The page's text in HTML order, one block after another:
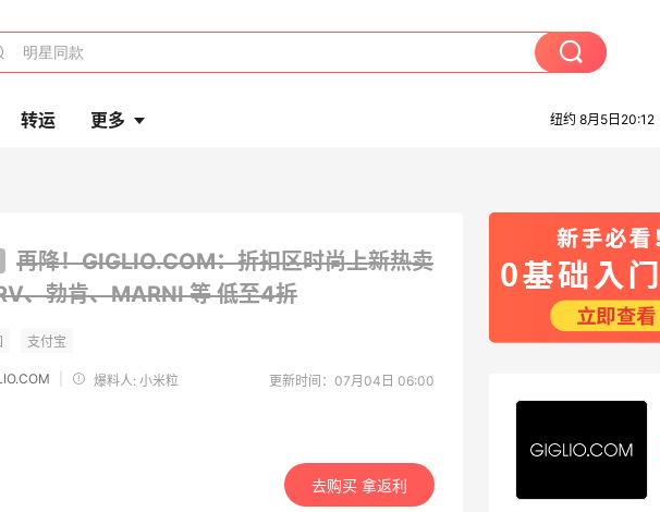
转运 更多 纽约 8月5日20:12
再降！GIGLIO.COM：折扣区时尚上新热卖
、勃肯、MARNI 等低至4折
爆料人: 小米粒 更新时间：07月04日 06:00
去购买 拿返利